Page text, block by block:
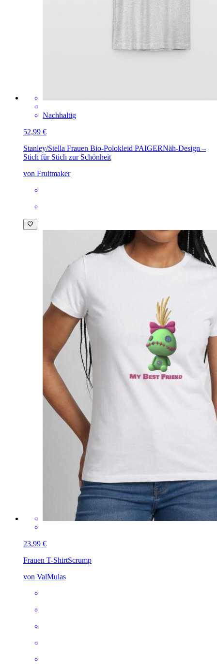
Nachhaltig
52,99 €
Stanley/Stella Frauen Bio-Polokleid PAIGERNäh-Design –
Stich für Stich zur Schönheit
von Fruitmaker
23,99 €
Frauen T-ShirtScrump
von ValMulas